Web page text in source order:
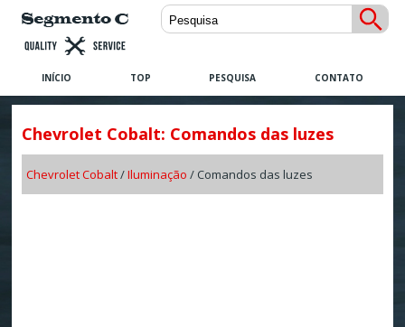
INÍCIO TOP PESQUISA CONTATO
Chevrolet Cobalt: Comandos das luzes
Chevrolet Cobalt/Iluminação / Comandos das luzes